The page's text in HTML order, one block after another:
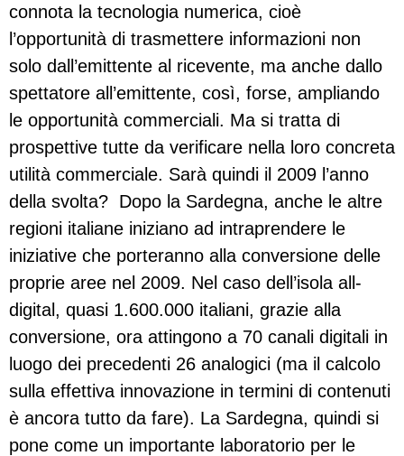
connota la tecnologia numerica, cioè
l’opportunità di trasmettere informazioni non
solo dall’emittente al ricevente, ma anche dallo
spettatore all’emittente, così, forse, ampliando
le opportunità commerciali. Ma si tratta di
prospettive tutte da verificare nella loro concreta
utilità commerciale. Sarà quindi il 2009 l’anno
della svolta? Dopo la Sardegna, anche le altre
regioni italiane iniziano ad intraprendere le
iniziative che porteranno alla conversione delle
proprie aree nel 2009. Nel caso dell’isola all-
digital, quasi 1.600.000 italiani, grazie alla
conversione, ora attingono a 70 canali digitali in
luogo dei precedenti 26 analogici (ma il calcolo
sulla effettiva innovazione in termini di contenuti
è ancora tutto da fare). La Sardegna, quindi si
pone come un importante laboratorio per le